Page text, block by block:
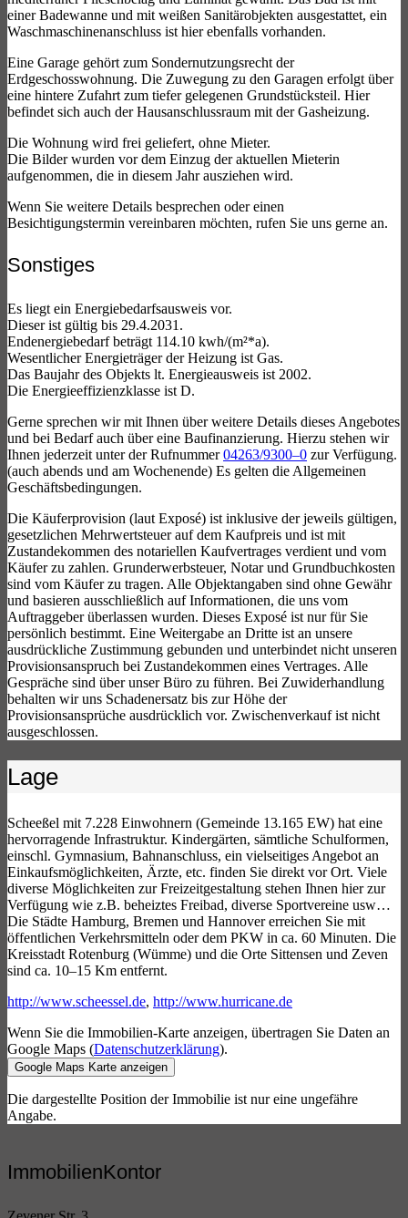
einer Badewanne und mit weißen Sanitärobjekten ausgestattet, ein
Waschmaschinenanschluss ist hier ebenfalls vorhanden.
Eine Garage gehört zum Sondernutzungsrecht der
Erdgeschosswohnung. Die Zuwegung zu den Garagen erfolgt über
eine hintere Zufahrt zum tiefer gelegenen Grundstücksteil. Hier
befindet sich auch der Hausanschlussraum mit der Gasheizung.
Die Wohnung wird frei geliefert, ohne Mieter.
Die Bilder wurden vor dem Einzug der aktuellen Mieterin
aufgenommen, die in diesem Jahr ausziehen wird.
Wenn Sie weitere Details besprechen oder einen
Besichtigungstermin vereinbaren möchten, rufen Sie uns gerne an.
Sonstiges
Es liegt ein Energiebedarfsausweis vor.
Dieser ist gültig bis 29.4.2031.
Endenergiebedarf beträgt 114.10 kwh/(m²*a).
Wesentlicher Energieträger der Heizung ist Gas.
Das Baujahr des Objekts lt. Energieausweis ist 2002.
Die Energieeffizienzklasse ist D.
Gerne sprechen wir mit Ihnen über weitere Details dieses Angebotes
und bei Bedarf auch über eine Baufinanzierung. Hierzu stehen wir
Ihnen jederzeit unter der Rufnummer04263/9300–0 zur Verfügung.
(auch abends und am Wochenende) Es gelten die Allgemeinen
Geschäftsbedingungen.
Die Käuferprovision (laut Exposé) ist inklusive der jeweils gültigen,
gesetzlichen Mehrwertsteuer auf dem Kaufpreis und ist mit
Zustandekommen des notariellen Kaufvertrages verdient und vom
Käufer zu zahlen. Grunderwerbsteuer, Notar und Grundbuchkosten
sind vom Käufer zu tragen. Alle Objektangaben sind ohne Gewähr
und basieren ausschließlich auf Informationen, die uns vom
Auftraggeber überlassen wurden. Dieses Exposé ist nur für Sie
persönlich bestimmt. Eine Weitergabe an Dritte ist an unsere
ausdrückliche Zustimmung gebunden und unterbindet nicht unseren
Provisionsanspruch bei Zustandekommen eines Vertrages. Alle
Gespräche sind über unser Büro zu führen. Bei Zuwiderhandlung
behalten wir uns Schadenersatz bis zur Höhe der
Provisionsansprüche ausdrücklich vor. Zwischenverkauf ist nicht
ausgeschlossen.
Lage
Scheeßel mit 7.228 Einwohnern (Gemeinde 13.165 EW) hat eine
hervorragende Infrastruktur. Kindergärten, sämtliche Schulformen,
einschl. Gymnasium, Bahnanschluss, ein vielseitiges Angebot an
Einkaufsmöglichkeiten, Ärzte, etc. finden Sie direkt vor Ort. Viele
diverse Möglichkeiten zur Freizeitgestaltung stehen Ihnen hier zur
Verfügung wie z.B. beheiztes Freibad, diverse Sportvereine usw…
Die Städte Hamburg, Bremen und Hannover erreichen Sie mit
öffentlichen Verkehrsmitteln oder dem PKW in ca. 60 Minuten. Die
Kreisstadt Rotenburg (Wümme) und die Orte Sittensen und Zeven
sind ca. 10–15 Km entfernt.
http://www.scheessel.de, http://www.hurricane.de
Wenn Sie die Immobilien-Karte anzeigen, übertragen Sie Daten an
Google Maps (Datenschutzerklärung).
Google Maps Karte anzeigen
Die dargestellte Position der Immobilie ist nur eine ungefähre
Angabe.
ImmobilienKontor